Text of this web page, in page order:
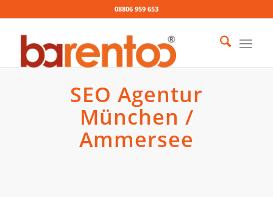
08806 959 653
SEO Agentur
München /
Ammersee